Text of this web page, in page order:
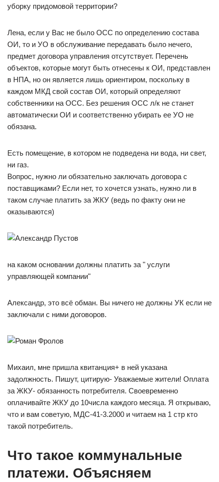
уборку придомовой территории?
Лена, если у Вас не было ОСС по определению состава
ОИ, то и УО в обслуживание передавать было нечего,
предмет договора управления отсутствует. Перечень
объектов, которые могут быть отнесены к ОИ, представлен
в НПА, но он является лишь ориентиром, поскольку в
каждом МКД свой состав ОИ, который определяют
собственники на ОСС. Без решения ОСС л/к не станет
автоматически ОИ и соответственно убирать ее УО не
обязана.
Есть помещение, в котором не подведена ни вода, ни свет,
ни газ.
Вопрос, нужно ли обязательно заключать договора с
поставщиками? Если нет, то хочется узнать, нужно ли в
таком случае платить за ЖКУ (ведь по факту они не
оказываются)
на каком основании должны платить за " услуги
управляющей компании"
Александр, это всё обман. Вы ничего не должны УК если не
заключали с ними договоров.
Михаил, мне пришла квитанция+ в ней указана
задолжность. Пишут, цитирую- Уважаемые жители! Оплата
за ЖКУ- обязанность потребителя. Своевременно
оплачивайте ЖКУ до 10числа каждого месяца. Я открываю,
что и вам советую, МДС-41-3.2000 и читаем на 1 стр кто
такой потребитель.
Что такое коммунальные
платежи. Объясняем